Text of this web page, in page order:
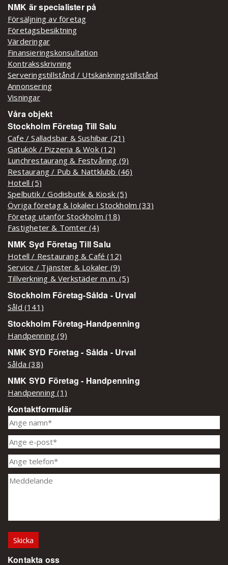
NMK är specialister på
Försäljning av företag
Företagsbesiktning
Värderingar
Finansieringskonsultation
Kontraksskrivning
Serveringstillstånd / Utskänkningstillstånd
Annonsering
Visningar
Våra objekt
Stockholm Företag Till Salu
Cafe / Salladsbar & Sushibar (21)
Gatukök / Pizzeria & Wok (12)
Lunchrestaurang & Festvåning (9)
Restaurang / Pub & Nattklubb (46)
Hotell (5)
Spelbutik / Godisbutik & Kiosk (5)
Övriga företag & lokaler i Stockholm (33)
Företag utanför Stockholm (18)
Fastigheter & Tomter (4)
NMK Syd Företag Till Salu
Hotell / Restaurang & Café (12)
Service / Tjänster & Lokaler (9)
Tillverkning & Verkstäder m.m. (5)
Stockholm Företag-Sålda - Urval
Såld (141)
Stockholm Företag-Handpenning
Handpenning (9)
NMK SYD Företag - Sålda - Urval
Sålda (38)
NMK SYD Företag - Handpenning
Handpenning (1)
Kontaktformulär
Kontakta oss